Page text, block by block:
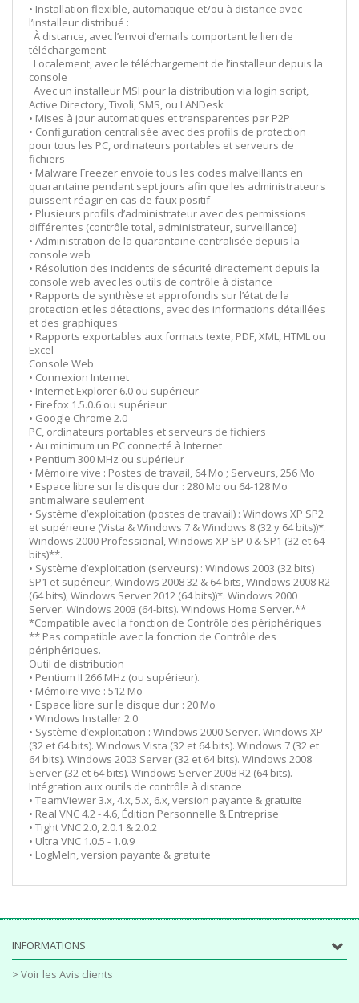
• Installation flexible, automatique et/ou à distance avec
l’installeur distribué :
À distance, avec l’envoi d’emails comportant le lien de
téléchargement
Localement, avec le téléchargement de l’installeur depuis la
console
Avec un installeur MSI pour la distribution via login script,
Active Directory, Tivoli, SMS, ou LANDesk
• Mises à jour automatiques et transparentes par P2P
• Configuration centralisée avec des profils de protection
pour tous les PC, ordinateurs portables et serveurs de
fichiers
• Malware Freezer envoie tous les codes malveillants en
quarantaine pendant sept jours afin que les administrateurs
puissent réagir en cas de faux positif
• Plusieurs profils d’administrateur avec des permissions
différentes (contrôle total, administrateur, surveillance)
• Administration de la quarantaine centralisée depuis la
console web
• Résolution des incidents de sécurité directement depuis la
console web avec les outils de contrôle à distance
• Rapports de synthèse et approfondis sur l’état de la
protection et les détections, avec des informations détaillées
et des graphiques
• Rapports exportables aux formats texte, PDF, XML, HTML ou
Excel
Console Web
• Connexion Internet
• Internet Explorer 6.0 ou supérieur
• Firefox 1.5.0.6 ou supérieur
• Google Chrome 2.0
PC, ordinateurs portables et serveurs de fichiers
• Au minimum un PC connecté à Internet
• Pentium 300 MHz ou supérieur
• Mémoire vive : Postes de travail, 64 Mo ; Serveurs, 256 Mo
• Espace libre sur le disque dur : 280 Mo ou 64-128 Mo
antimalware seulement
• Système d’exploitation (postes de travail) : Windows XP SP2
et supérieure (Vista & Windows 7 & Windows 8 (32 y 64 bits))*.
Windows 2000 Professional, Windows XP SP 0 & SP1 (32 et 64
bits)**.
• Système d’exploitation (serveurs) : Windows 2003 (32 bits)
SP1 et supérieur, Windows 2008 32 & 64 bits, Windows 2008 R2
(64 bits), Windows Server 2012 (64 bits))*. Windows 2000
Server. Windows 2003 (64-bits). Windows Home Server.**
*Compatible avec la fonction de Contrôle des périphériques
** Pas compatible avec la fonction de Contrôle des
périphériques.
Outil de distribution
• Pentium II 266 MHz (ou supérieur).
• Mémoire vive : 512 Mo
• Espace libre sur le disque dur : 20 Mo
• Windows Installer 2.0
• Système d’exploitation : Windows 2000 Server. Windows XP
(32 et 64 bits). Windows Vista (32 et 64 bits). Windows 7 (32 et
64 bits). Windows 2003 Server (32 et 64 bits). Windows 2008
Server (32 et 64 bits). Windows Server 2008 R2 (64 bits).
Intégration aux outils de contrôle à distance
• TeamViewer 3.x, 4.x, 5.x, 6.x, version payante & gratuite
• Real VNC 4.2 - 4.6, Édition Personnelle & Entreprise
• Tight VNC 2.0, 2.0.1 & 2.0.2
• Ultra VNC 1.0.5 - 1.0.9
• LogMeIn, version payante & gratuite
INFORMATIONS
> Voir les Avis clients